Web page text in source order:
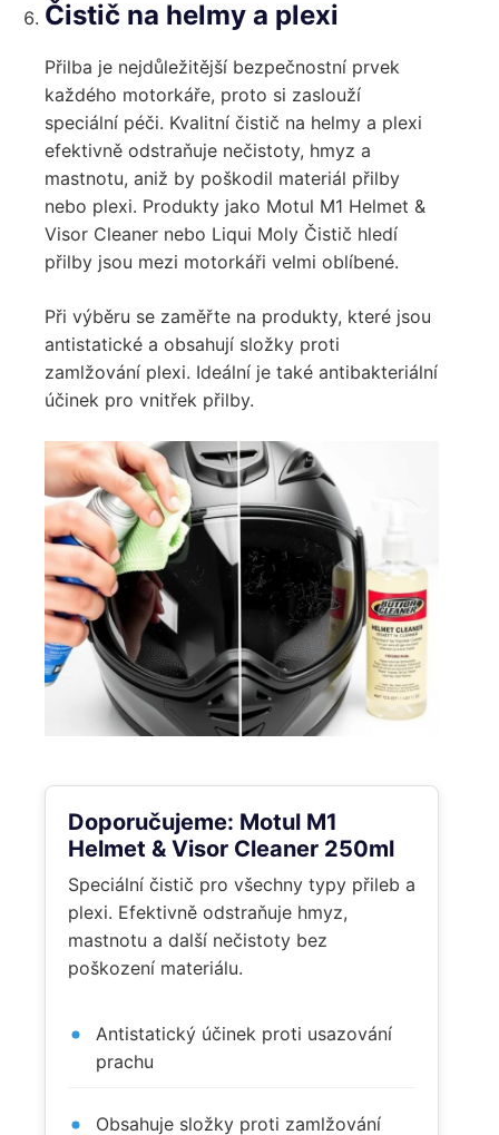
Čistič na helmy a plexi
Přilba je nejdůležitější bezpečnostní prvek
každého motorkáře, proto si zaslouží
speciální péči. Kvalitní čistič na helmy a plexi
efektivně odstraňuje nečistoty, hmyz a
mastnotu, aniž by poškodil materiál přilby
nebo plexi. Produkty jako Motul M1 Helmet &
Visor Cleaner nebo Liqui Moly Čistič hledí
přilby jsou mezi motorkáři velmi oblíbené.
Při výběru se zaměřte na produkty, které jsou
antistatické a obsahují složky proti
zamlžování plexi. Ideální je také antibakteriální
účinek pro vnitřek přilby.
Doporučujeme: Motul M1
Helmet & Visor Cleaner 250ml
Speciální čistič pro všechny typy přileb a
plexi. Efektivně odstraňuje hmyz,
mastnotu a další nečistoty bez
poškození materiálu.
Antistatický účinek proti usazování
prachu
Obsahuje složky proti zamlžování